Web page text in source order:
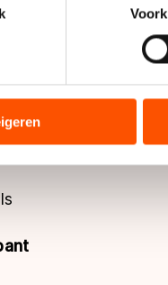
uw persoonlijke
moment wijzigen of
informatie over uw
deze combineren met
partners kunnen
geldt
- Groningen
Sport- Groningen